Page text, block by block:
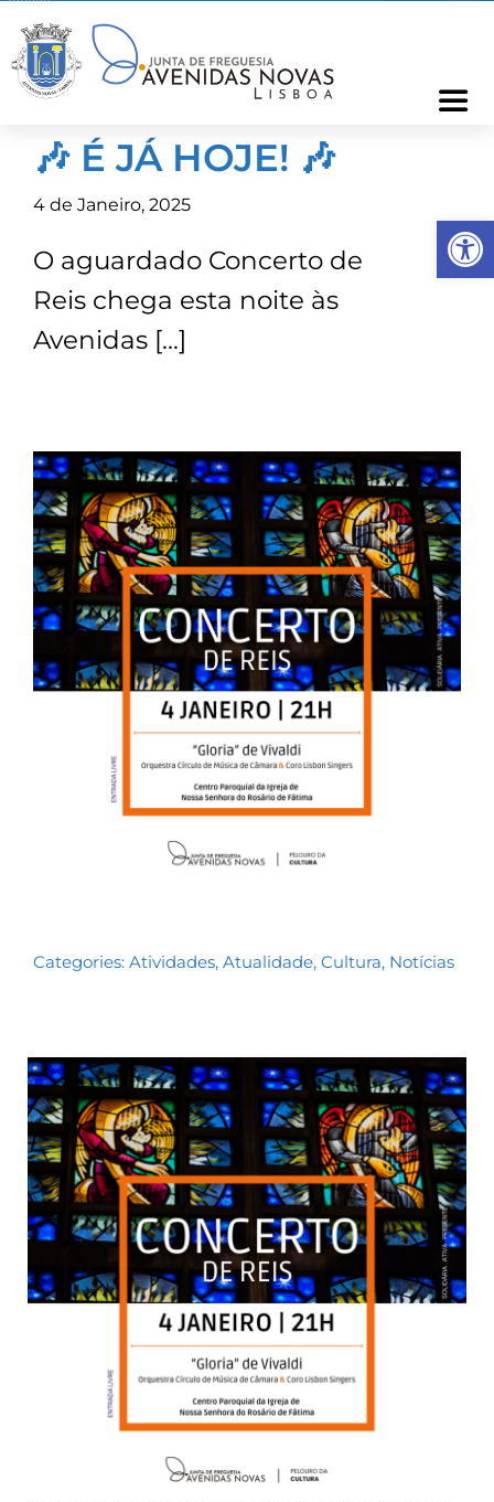
content
Freguesia
Informações
Ocorrências
Contactos
TRANSPARÊNCIA
🎶 É JÁ HOJE! 🎶
4 de Janeiro, 2025
O aguardado Concerto de
Reis chega esta noite às
Avenidas […]
Categories: Atividades, Atualidade, Cultura, Notícias